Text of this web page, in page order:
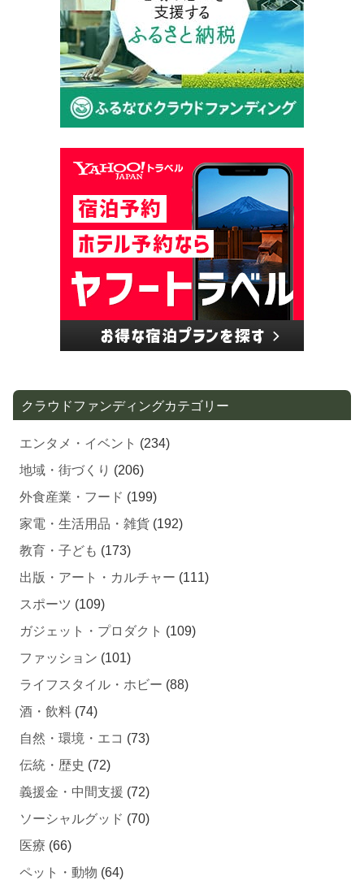
クラウドファンディングカテゴリー
エンタメ・イベント (234)
地域・街づくり (206)
外食産業・フード (199)
家電・生活用品・雑貨 (192)
教育・子ども (173)
出版・アート・カルチャー (111)
スポーツ (109)
ガジェット・プロダクト (109)
ファッション (101)
ライフスタイル・ホビー (88)
酒・飲料 (74)
自然・環境・エコ (73)
伝統・歴史 (72)
義援金・中間支援 (72)
ソーシャルグッド (70)
医療 (66)
ペット・動物 (64)